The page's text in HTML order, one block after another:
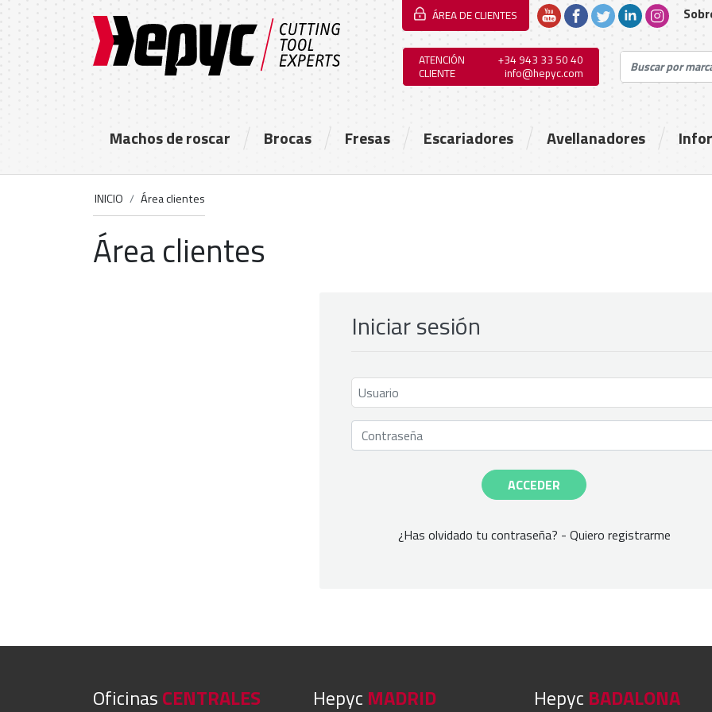
ÁREA DE CLIENTES
ATENCIÓN
CLIENTE
+34 943 33 50 40
info@hepyc.com
Machos de roscar Brocas Fresas Escariadores Avellanadores
INICIO Área clientes
Área clientes
Iniciar sesión
Usuario
Contraseña
ACCEDER
¿Has olvidado tu contraseña? - Quiero registrarme
OficinasCENTRALES Hepyc MADRID Hepyc BADALONA